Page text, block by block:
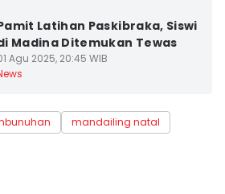
Latihan Paskibraka, Siswi
Madina Ditemukan Tewas
Agu 2025, 20:45 WIB
mandailing natal